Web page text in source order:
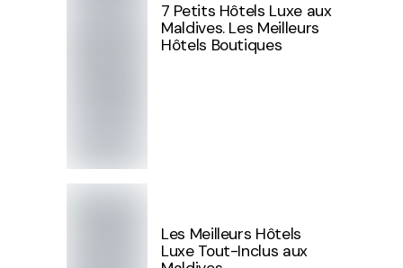
7 Petits Hôtels Luxe aux
Maldives. Les Meilleurs
Hôtels Boutiques
Les Meilleurs Hôtels
Luxe Tout-Inclus aux